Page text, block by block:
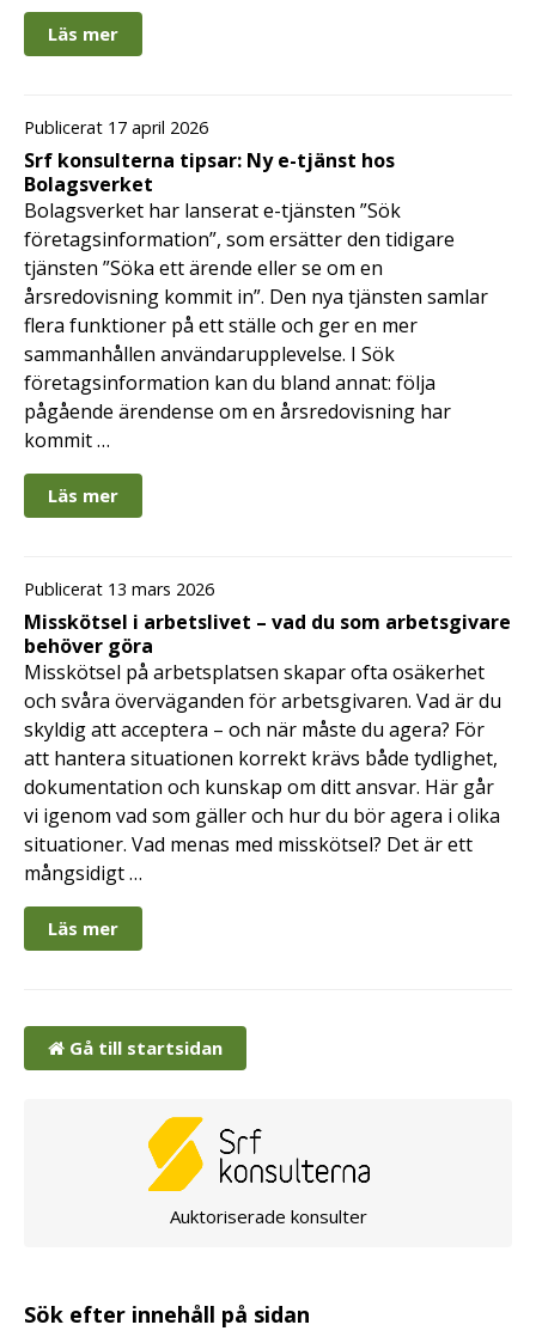
Läs mer
Publicerat 17 april 2026
Srf konsulterna tipsar: Ny e-tjänst hos
Bolagsverket
Bolagsverket har lanserat e-tjänsten ”Sök
företagsinformation”, som ersätter den tidigare
tjänsten ”Söka ett ärende eller se om en
årsredovisning kommit in”. Den nya tjänsten samlar
flera funktioner på ett ställe och ger en mer
sammanhållen användarupplevelse. I Sök
företagsinformation kan du bland annat: följa
pågående ärendense om en årsredovisning har
kommit …
Läs mer
Publicerat 13 mars 2026
Misskötsel i arbetslivet – vad du som arbetsgivare
behöver göra
Misskötsel på arbetsplatsen skapar ofta osäkerhet
och svåra överväganden för arbetsgivaren. Vad är du
skyldig att acceptera – och när måste du agera? För
att hantera situationen korrekt krävs både tydlighet,
dokumentation och kunskap om ditt ansvar. Här går
vi igenom vad som gäller och hur du bör agera i olika
situationer. Vad menas med misskötsel? Det är ett
mångsidigt …
Läs mer
Gå till startsidan
Auktoriserade konsulter
Sök efter innehåll på sidan